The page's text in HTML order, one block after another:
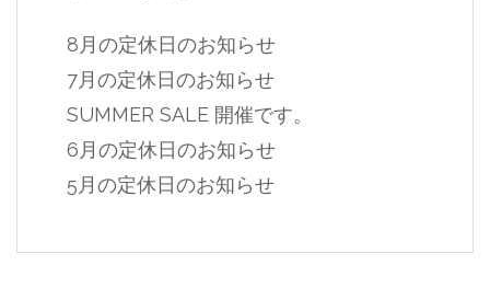
8月の定休日のお知らせ
7月の定休日のお知らせ
SUMMER SALE 開催です。
6月の定休日のお知らせ
5月の定休日のお知らせ